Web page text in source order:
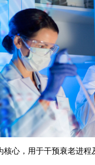
，用于干预衰老进程